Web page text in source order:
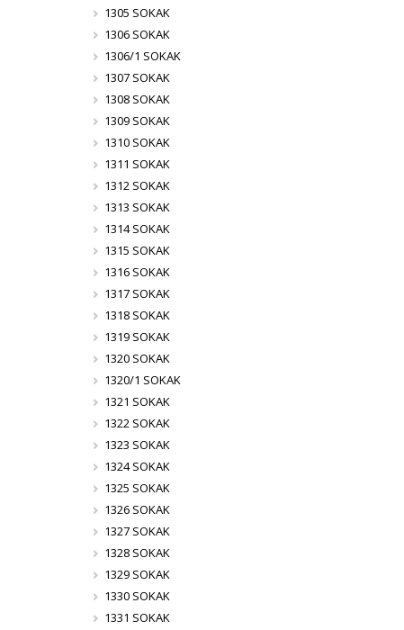
1305 SOKAK
1306 SOKAK
1306/1 SOKAK
1307 SOKAK
1308 SOKAK
1309 SOKAK
1310 SOKAK
1311 SOKAK
1312 SOKAK
1313 SOKAK
1314 SOKAK
1315 SOKAK
1316 SOKAK
1317 SOKAK
1318 SOKAK
1319 SOKAK
1320 SOKAK
1320/1 SOKAK
1321 SOKAK
1322 SOKAK
1323 SOKAK
1324 SOKAK
1325 SOKAK
1326 SOKAK
1327 SOKAK
1328 SOKAK
1329 SOKAK
1330 SOKAK
1331 SOKAK